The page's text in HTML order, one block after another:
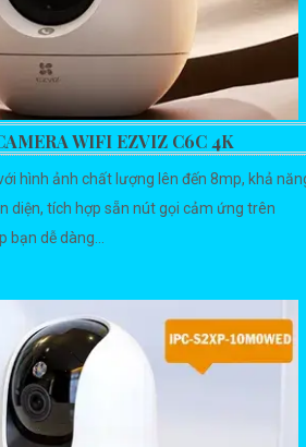
WIFI EZVIZ C6C 4K
hình ảnh chất lượng lên đến 8mp, khả
diện, tích hợp sẵn nút gọi cảm ứng trên
dễ dàng...